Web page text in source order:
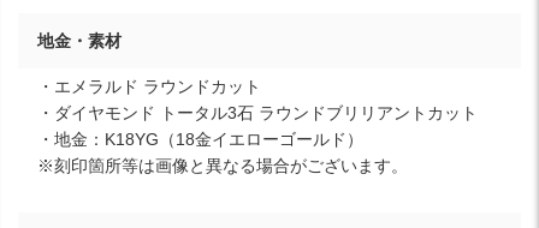
地金・素材
・エメラルド ラウンドカット
・ダイヤモンド トータル3石 ラウンドブリリアントカット
・地金：K18YG（18金イエローゴールド）
※刻印箇所等は画像と異なる場合がございます。